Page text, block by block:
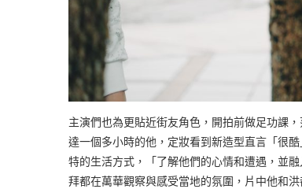
主演們也為更貼近街友角色，開拍前做足功課
達一個多小時的他，定妝看到新造型直言「很
特的生活方式，「了解他們的心情和遭遇，並
拜都在萬華觀察與感受當地的氛圍，片中他和